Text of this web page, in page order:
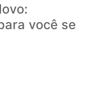
você se